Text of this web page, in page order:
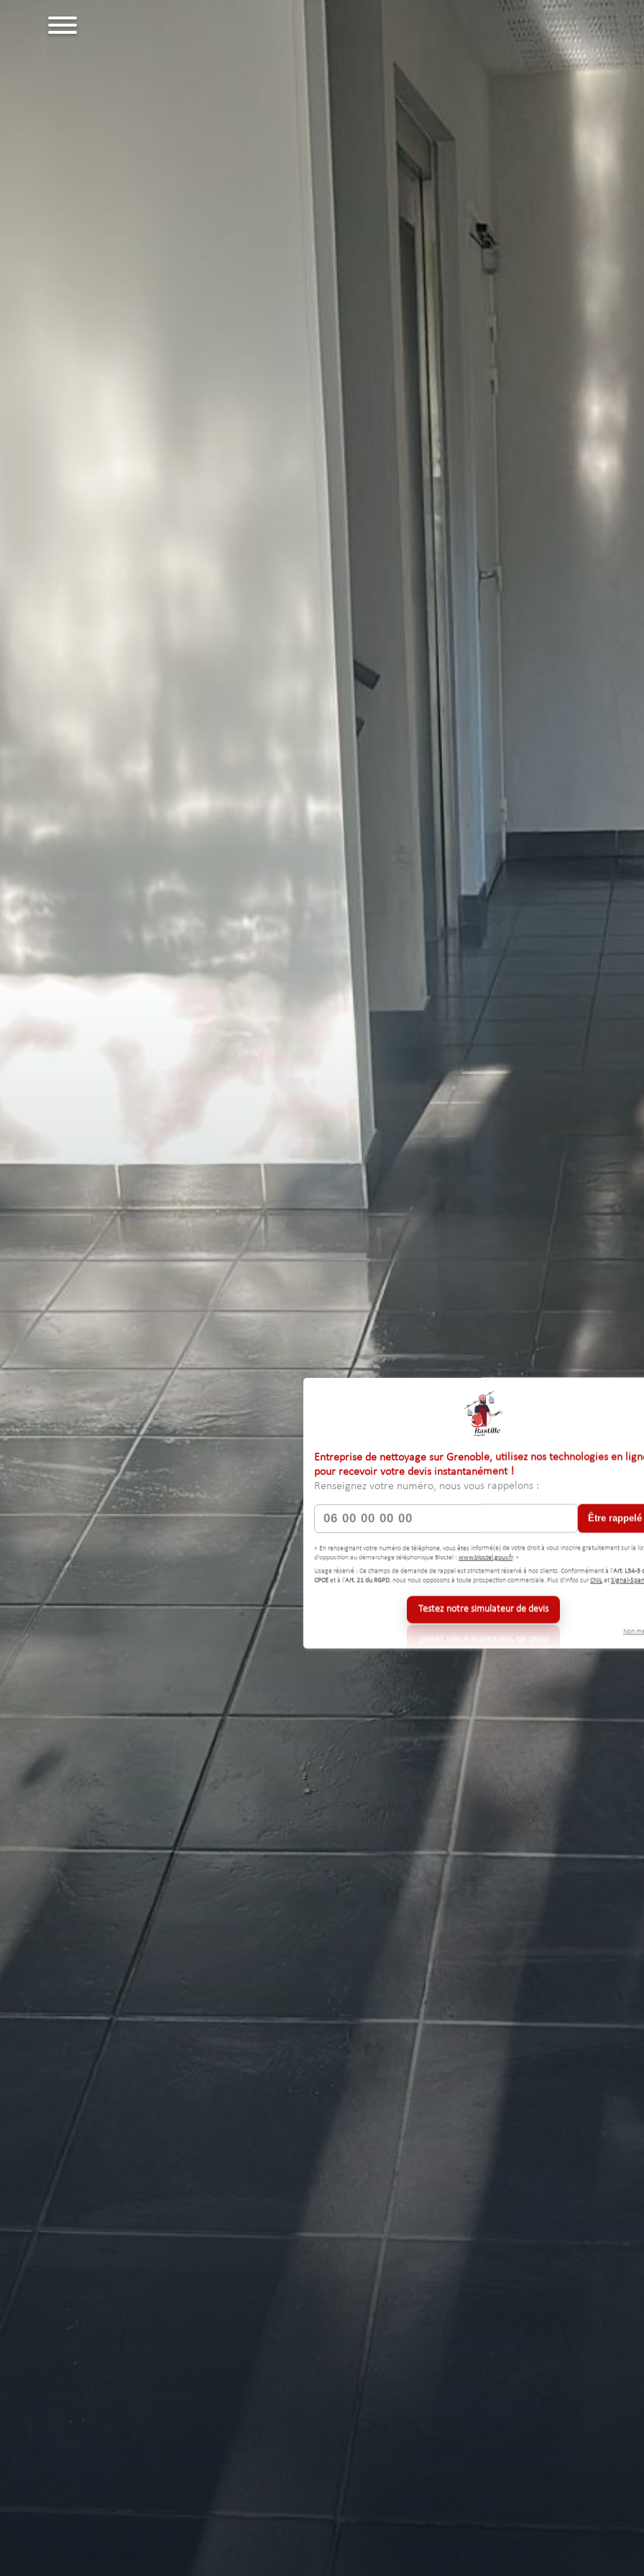
Entreprise de nettoyage sur Grenoble, utilisez nos technologies en
pour recevoir votre devis instantanément !
Renseignez votre numéro, nous vous rappelons :
Être rappelé
« En renseignant votre numéro de téléphone, vous êtes informé(e) de votre droit à vous inscrire gratuitement sur la
d'opposition au démarchage téléphonique Bloctel : www.bloctel.gouv.fr. »
Usage réservé : Ce champs de demande de rappel est strictement réservé à nos clients. Conformément à l'Art. L34-5
CPCEet à l'Art. 21 du RGPD, nous nous opposons à toute prospection commerciale. Plus d'infos surCNILetSignal-
Testez notre simulateur de devis
Non